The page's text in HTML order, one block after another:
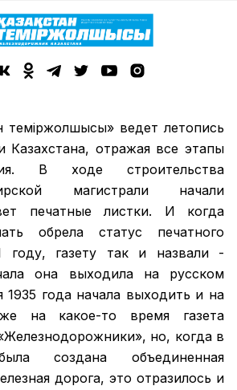
теміржолшысы» ведет летопись
Казахстана, отражая все этапы
В ходе строительства
магистрали начали
печатные листки. И когда
обрела статус печатного
году, газету так и назвали -
она выходила на русском
1935 года начала выходить и на
на какое-то время газета
но, когда в
создана объединенная
дорога, это отразилось и